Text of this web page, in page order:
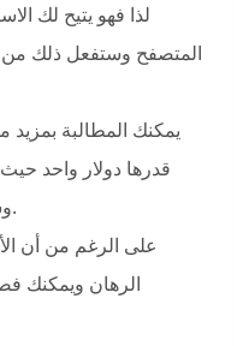
لذا فهو يتيح لك
المتصفح وستفعل ذلك من
يمكنك المطالبة بمزيد
قدرها دولار واحد
وستحصل على عملة البيتكوين.
على الرغم من أن
الرهان ويمكنك